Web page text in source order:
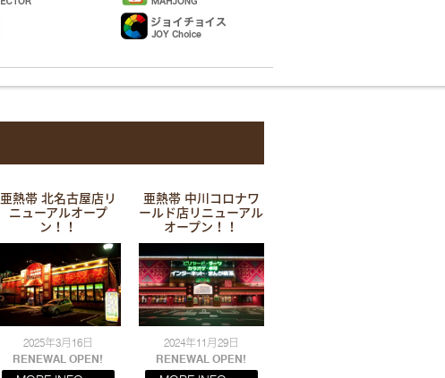
亜熱帯 北名古屋店リ
ニューアルオープ
ン！！
2025年3月16日
RENEWAL OPEN!
亜熱帯 中川コロナワ
ールド店リニューアル
オープン！！
2024年11月29日
RENEWAL OPEN!